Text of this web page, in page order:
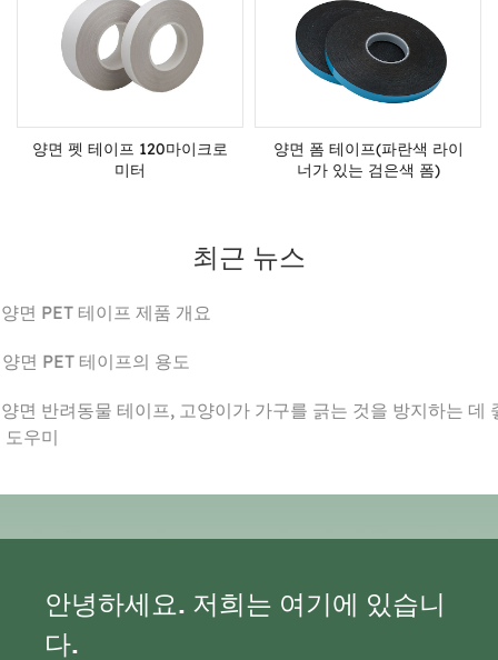
양면 펫 테이프 120마이크로
미터
양면 폼 테이프(파란색 라이
너가 있는 검은색 폼)
최근 뉴스
면 PET 테이프 제품 개요
면 PET 테이프의 용도
면 반려동물 테이프, 고양이가 가구를 긁는 것을 방지하는 데
도우미
안녕하세요. 저희는 여기에 있습니
다.